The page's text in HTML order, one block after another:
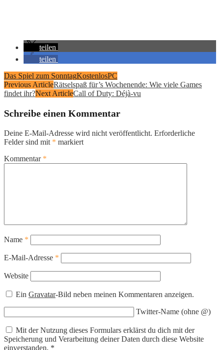
teilen
teilen
Das Spiel zum SonntagKostenlosPC
Previous ArticleRätselspaß für’s Wochenende: Wie viele Games
findet ihr?Next ArticleCall of Duty: Déjà-vu
Schreibe einen Kommentar
Deine E-Mail-Adresse wird nicht veröffentlicht. Erforderliche
Felder sind mit * markiert
Kommentar *
Name *
E-Mail-Adresse *
Website
EinGravatar-Bild neben meinen Kommentaren anzeigen.
Twitter-Name (ohne @)
Mit der Nutzung dieses Formulars erklärst du dich mit der
Speicherung und Verarbeitung deiner Daten durch diese Website
einverstanden. *